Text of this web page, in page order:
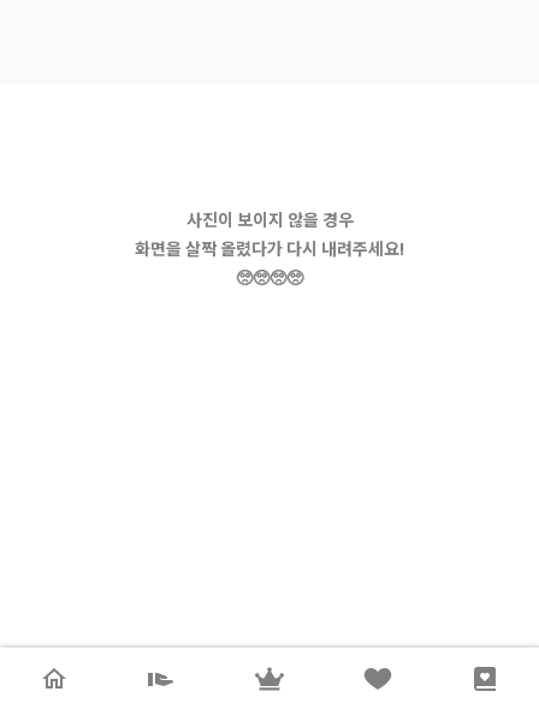
사진이 보이지 않을 경우
화면을 살짝 올렸다가 다시 내려주세요!
🥺🥺🥺🥺